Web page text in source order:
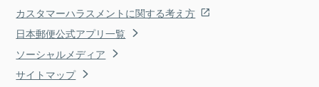
カスタマーハラスメントに関する考え方
日本郵便公式アプリ一覧
ソーシャルメディア
サイトマップ